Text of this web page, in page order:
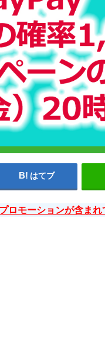
はてブ
ロモーションが含まれ